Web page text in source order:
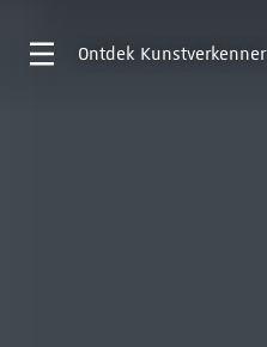
Ontdek Kunstverkenner